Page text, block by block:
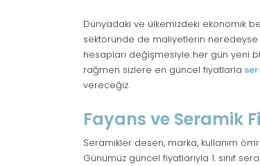
Dünyadaki ve ülkemizdeki ekonomik
sektöründe de maliyetlerin
hesapları değişmesiyle her gün yeni
rağmen sizlere en güncel fiyatlarla
vereceğiz.
Fayans ve Seramik
Seramikler desen, marka, kullanım
Günümüz güncel fiyatlarıyla 1. sınıf